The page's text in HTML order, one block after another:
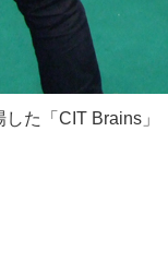
た「CIT Brains」